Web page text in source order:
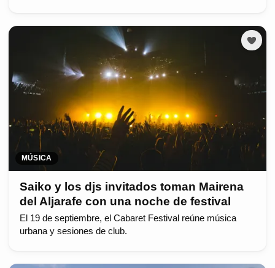
MÚSICA
Saiko y los djs invitados toman Mairena
del Aljarafe con una noche de festival
El 19 de septiembre, el Cabaret Festival reúne música
urbana y sesiones de club.